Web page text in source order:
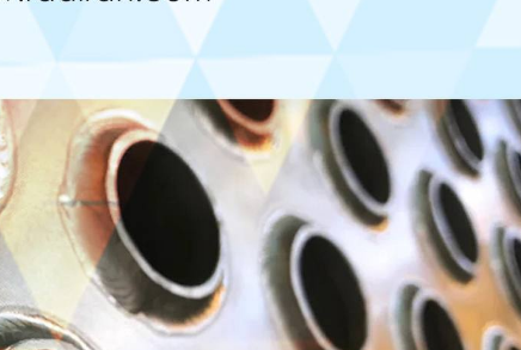
مقایسه Blue Fin و Gold Fin در
کویل پره
خرداد 25, 1405
استفاده از رنگ ترموگارد در کویل
فین‌تیوب
مرداد 8, 1405
چرا در کویل فین‌تیوب بهتر است
از لوله مسی استفاده شود؟